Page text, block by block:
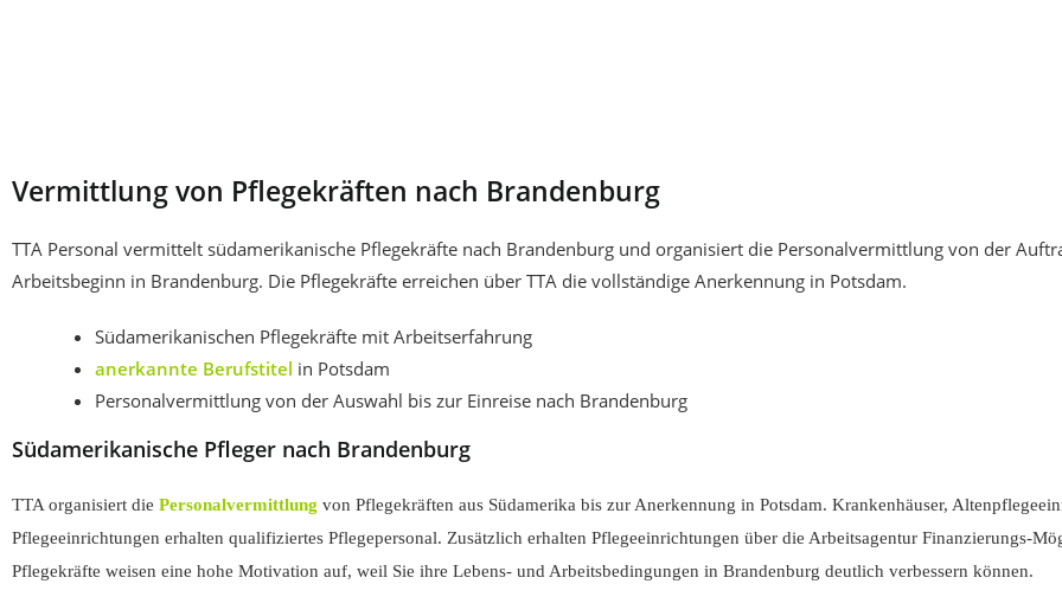
Vermittlung von Pflegekräften nach Brandenburg
TTA Personal vermittelt südamerikanische Pflegekräfte nach Brandenburg und organisiert die Personalvermittlung von der
Arbeitsbeginn in Brandenburg. Die Pflegekräfte erreichen über TTA die vollständige Anerkennung in Potsdam.
Südamerikanischen Pflegekräfte mit Arbeitserfahrung
anerkannte Berufstitel in Potsdam
Personalvermittlung von der Auswahl bis zur Einreise nach Brandenburg
Südamerikanische Pfleger nach Brandenburg
TTA organisiert die Personalvermittlung von Pflegekräften aus Südamerika bis zur Anerkennung in Potsdam. Krankenhäuser,
Pflegeeinrichtungen erhalten qualifiziertes Pflegepersonal. Zusätzlich erhalten Pflegeeinrichtungen über die Arbeitsagentur Finanzierungs-
Pflegekräfte weisen eine hohe Motivation auf, weil Sie ihre Lebens- und Arbeitsbedingungen in Brandenburg deutlich verbessern können.